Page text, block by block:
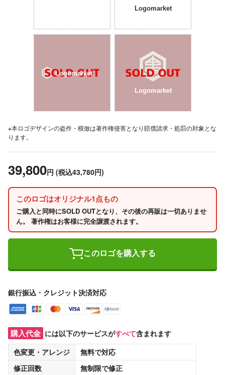
Logomarket
Logomarket
Logomarket
※本ロゴデザインの盗作・模倣は著作権侵害となり賠償請求・処罰の対象とな
ります。
39,800円 (税込43,780円)
このロゴはオリジナル1点もの
ご購入と同時にSOLD OUTとなり、その後の再販は一切ありませ
ん。 著作権はお客様に完全譲渡されます。
このロゴを購入する
銀行振込・クレジット決済対応
購入代金 には以下のサービスがすべて含まれます
色変更・アレンジ
無料で対応
修正回数
無制限で修正